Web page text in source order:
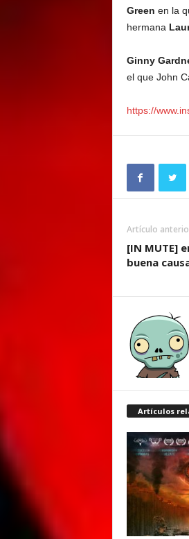
Green en la
hermana
Ginny
el que John
https://
Artículo
[IN MUTE]
buena
Artículos